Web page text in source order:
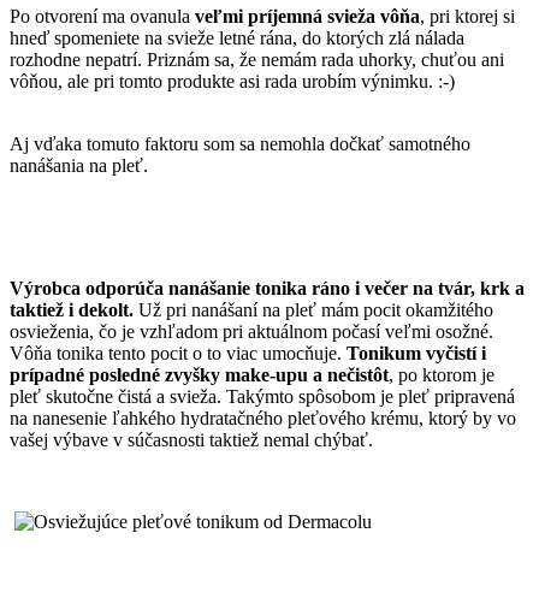
Po otvorení ma ovanula veľmi príjemná svieža vôňa, pri ktorej si
hneď spomeniete na svieže letné rána, do ktorých zlá nálada
rozhodne nepatrí. Priznám sa, že nemám rada uhorky, chuťou ani
vôňou, ale pri tomto produkte asi rada urobím výnimku. :-)
Aj vďaka tomuto faktoru som sa nemohla dočkať samotného
nanášania na pleť.
Výrobca odporúča nanášanie tonika ráno i večer na tvár, krk a
taktiež i dekolt. Už pri nanášaní na pleť mám pocit okamžitého
osvieženia, čo je vzhľadom pri aktuálnom počasí veľmi osožné.
Vôňa tonika tento pocit o to viac umocňuje. Tonikum vyčistí i
prípadné posledné zvyšky make-upu a nečistôt, po ktorom je
pleť skutočne čistá a svieža. Takýmto spôsobom je pleť pripravená
na nanesenie ľahkého hydratačného pleťového krému, ktorý by vo
vašej výbave v súčasnosti taktiež nemal chýbať.